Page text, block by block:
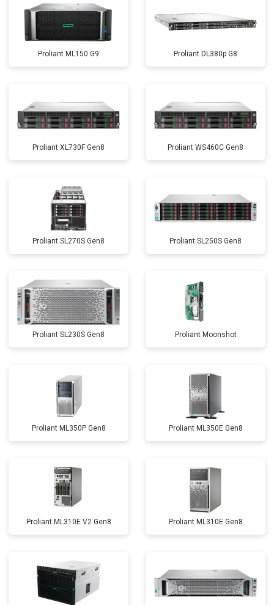
Proliant ML150 G9 Proliant DL380p G8
Proliant XL730F Gen8 Proliant WS460C Gen8
Proliant SL270S Gen8 Proliant SL250S Gen8
Proliant SL230S Gen8 Proliant Moonshot
Proliant ML350P Gen8 Proliant ML350E Gen8
Proliant ML310E V2 Gen8 Proliant ML310E Gen8